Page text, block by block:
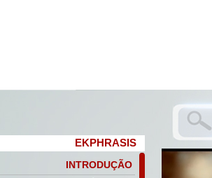
EKPHRASIS
INTRODUÇÃO